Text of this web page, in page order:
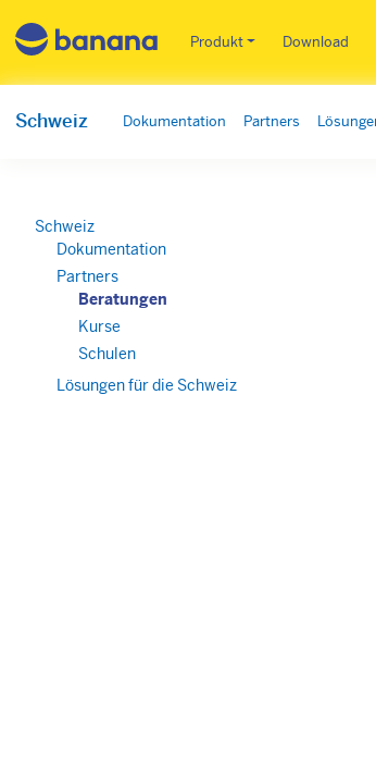
Main menu
Produkt Download
Schweiz Dokumentation Partners
Schweiz
Dokumentation
Partners
Beratungen
Kurse
Schulen
Lösungen für die Schweiz